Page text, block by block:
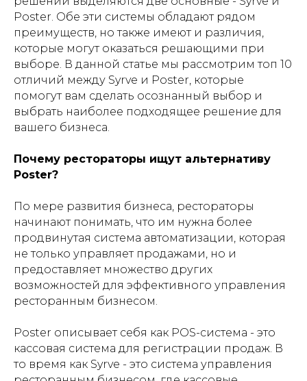
Poster. Обе эти системы обладают рядом
преимуществ, но также имеют и различия,
которые могут оказаться решающими при
выборе. В данной статье мы рассмотрим топ 10
отличий между Syrve и Poster, которые
помогут вам сделать осознанный выбор и
выбрать наиболее подходящее решение для
вашего бизнеса.
Почему рестораторы ищут альтернативу
Poster?
По мере развития бизнеса, рестораторы
начинают понимать, что им нужна более
продвинутая система автоматизации, которая
не только управляет продажами, но и
предоставляет множество других
возможностей для эффективного управления
ресторанным бизнесом.
Poster описывает себя как POS-система - это
кассовая система для регистрации продаж. В
то время как Syrve - это система управления